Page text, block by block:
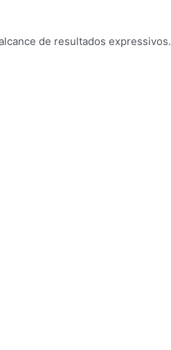
de resultados expressivos.